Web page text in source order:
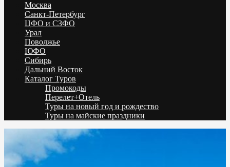
Низкие цены на путевки 3-7-10 ночей все включено, отдых на
море. Распродажа экскурсионных и горнолыжных туров.
Обновление каждый день. Официальный сайт Тур Сейл
Москва
Санкт-Петербург
ЦФО и СЗФО
Урал
Поволжье
ЮФО
Сибирь
Дальний Восток
Каталог Туров
Промокоды
Перелет+Отель
Туры на новый год и рождество
Туры на майские праздники
Telegram